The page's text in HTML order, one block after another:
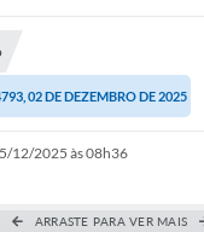
02 DE DEZEMBRO DE 2025
12/2025 às 08h36
ARRASTE PARA VER MAIS